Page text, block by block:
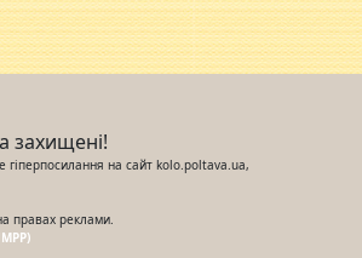
захищені!
гіперпосилання на сайт kolo.poltava.ua,
правах реклами.